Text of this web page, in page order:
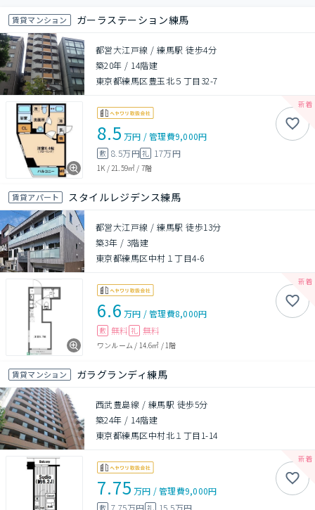
賃貸マンション ガーラステーション練馬
都営大江戸線 / 練馬駅 徒歩4分
築20年 / 14階建
東京都練馬区豊玉北５丁目32-7
8.5 万円 /管理費9,000円
敷 8.5万円礼 17万円
1K /21.59㎡ / 7階
賃貸アパート スタイルレジデンス練馬
都営大江戸線 / 練馬駅 徒歩13分
築3年 / 3階建
東京都練馬区中村１丁目4-6
6.6 万円 /管理費8,000円
敷 無料 礼 無料
ワンルーム / 14.6㎡ /1階
賃貸マンション ガラグランディ練馬
西武豊島線 / 練馬駅 徒歩5分
築24年 / 14階建
東京都練馬区中村北１丁目1-14
7.75 万円 /管理費9,000円
敷 7.75万円 礼 15.5万円